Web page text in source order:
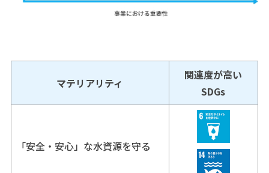
マテリアリティ
関連度が高い
SDGs
「安全・安心」な水資源を守る